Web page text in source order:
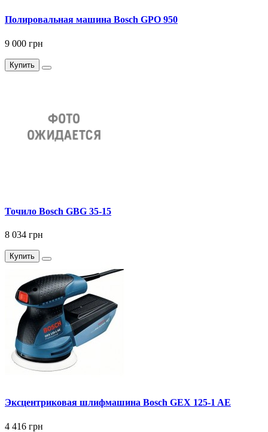
Полировальная машина Bosch GPO 950
9 000 грн
Купить
Точило Bosch GBG 35-15
8 034 грн
Купить
Эксцентриковая шлифмашина Bosch GEX 125-1 AE
4 416 грн